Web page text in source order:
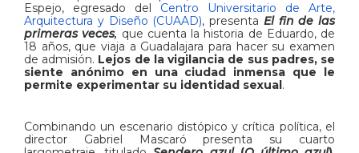
Espejo, egresado del Centro Universitario de Arte,
Arquitectura y Diseño (CUAAD), presenta El fin de las
primeras veces, que cuenta la historia de Eduardo, de
18 años, que viaja a Guadalajara para hacer su examen
de admisión. Lejos de la vigilancia de sus padres, se
siente anónimo en una ciudad inmensa que le
permite experimentar su identidad sexual.
Combinando un escenario distópico y crítica política, el
director Gabriel Mascaró presenta su cuarto